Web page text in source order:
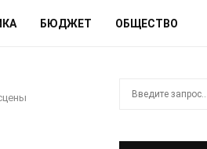
БЮДЖЕТ ОБЩЕСТВО